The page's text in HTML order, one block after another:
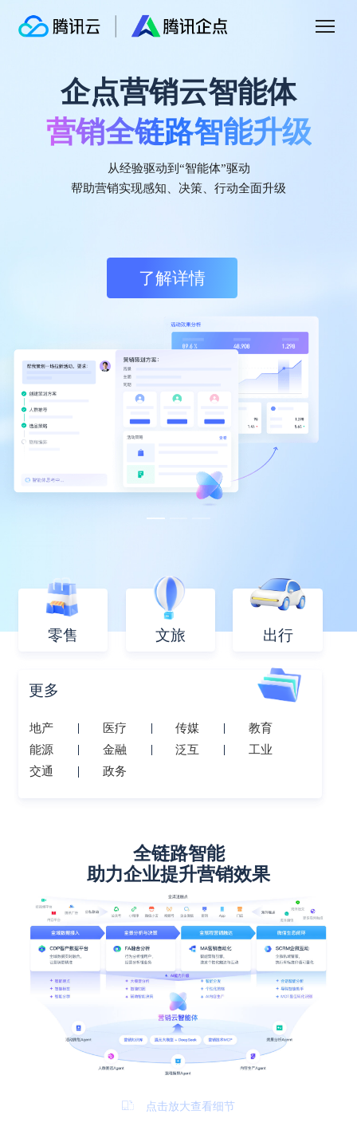
企点营销云智能体
营销全链路智能升级
从经验驱动到“智能体”驱动
帮助营销实现感知、决策、行动全面升级
了解详情
腾讯企点营销云
IDC认证中国客户数据平台市场份额第一
持续领跑中国CDP市场
腾讯企点营销云
智能驱动私域增长
基于腾讯社交生态连接公私域的，一体化、场
景化、智能化营销云，助力企业通过数智驱动
零售 文旅 出行
更多
地产 医疗 传媒
教育
能源
金融 泛互
工业
交通
政务
全链路智能
助力企业提升营销效果
点击放大查看细节